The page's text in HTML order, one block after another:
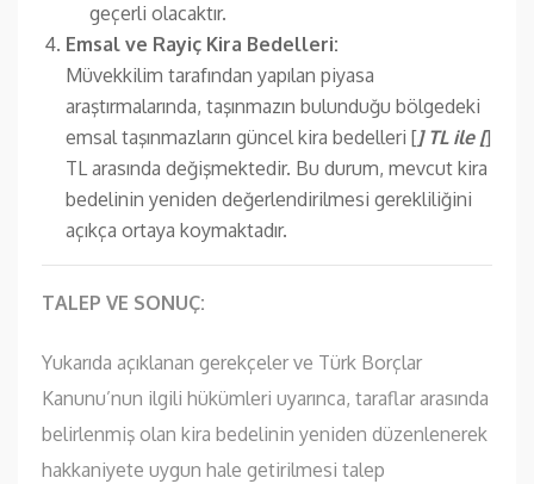
geçerli olacaktır.
Emsal ve Rayiç Kira Bedelleri:
Müvekkilim tarafından yapılan piyasa
araştırmalarında, taşınmazın bulunduğu bölgedeki
emsal taşınmazların güncel kira bedelleri [] TL ile []
TL arasında değişmektedir. Bu durum, mevcut kira
bedelinin yeniden değerlendirilmesi gerekliliğini
açıkça ortaya koymaktadır.
TALEP VE SONUÇ:
Yukarıda açıklanan gerekçeler ve Türk Borçlar
Kanunu’nun ilgili hükümleri uyarınca, taraflar arasında
belirlenmiş olan kira bedelinin yeniden düzenlenerek
hakkaniyete uygun hale getirilmesi talep